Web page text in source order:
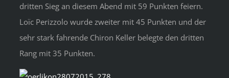
dritten Sieg an diesem Abend mit 59 Punkten feiern.
Loïc Perizzolo wurde zweiter mit 45 Punkten und der
sehr stark fahrende Chiron Keller belegte den dritten
Rang mit 35 Punkten.